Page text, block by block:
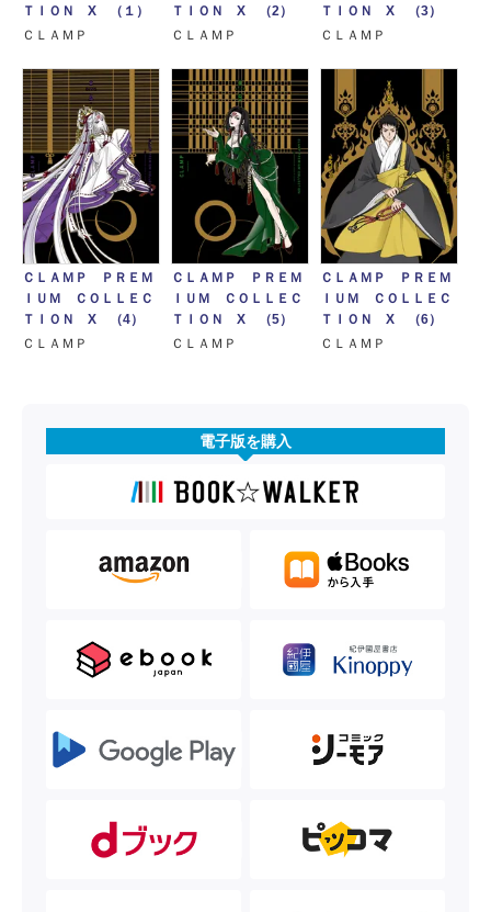
ＴＩＯＮ X （１）
ＣＬＡＭＰ
ＴＩＯＮ X （2）
ＣＬＡＭＰ
ＴＩＯＮ X （3）
ＣＬＡＭＰ
ＣＬＡＭＰ ＰＲＥＭ
ＩＵＭ ＣＯＬＬＥＣ
ＴＩＯＮ X （4）
ＣＬＡＭＰ
ＣＬＡＭＰ ＰＲＥＭ
ＩＵＭ ＣＯＬＬＥＣ
ＴＩＯＮ X （5）
ＣＬＡＭＰ
ＣＬＡＭＰ ＰＲＥＭ
ＩＵＭ ＣＯＬＬＥＣ
ＴＩＯＮ X （6）
ＣＬＡＭＰ
電子版を購入